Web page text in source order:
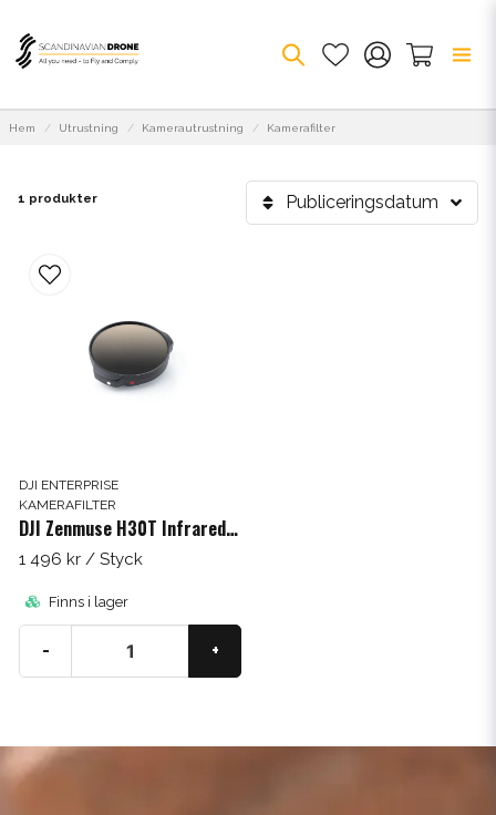
Hem Utrustning Kamerautrustning Kamerafilter
1 produkter Publiceringsdatum
DJI ENTERPRISE
KAMERAFILTER
DJI Zenmuse H30T Infrared Density Filter
1 496 kr / Styck
Finns i lager
- +